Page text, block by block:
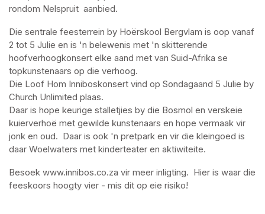
rondom Nelspruit  aanbied.
Die sentrale feesterrein by Hoërskool Bergvlam is oop vanaf
2 tot 5 Julie en is 'n belewenis met 'n skitterende
hoofverhoogkonsert elke aand met van Suid-Afrika se
topkunstenaars op die verhoog.
Die Loof Hom Inniboskonsert vind op Sondagaand 5 Julie by
Church Unlimited plaas.
Daar is hope keurige stalletjies by die Bosmol en verskeie
kuierverhoë met gewilde kunstenaars en hope vermaak vir
jonk en oud.  Daar is ook 'n pretpark en vir die kleingoed is
daar Woelwaters met kinderteater en aktiwiteite.
Besoek www.innibos.co.za vir meer inligting.  Hier is waar die
feeskoors hoogty vier - mis dit op eie risiko!